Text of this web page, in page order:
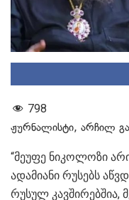
798
ჟურნალისტი, არჩილ
“მეუფე ნიკოლოზი
ადამიანი რუსებს
რუსულ კავშირებშია,